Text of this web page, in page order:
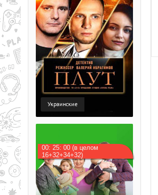
Украинские
00: 25: 00 (в целом
16+32+34+32)